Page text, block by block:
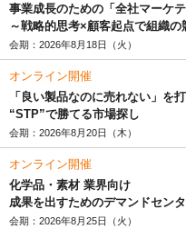
事業成長のための「全社マーケ
～戦略的思考×顧客起点で組織の
会期：2026年8月18日（火）
オンライン開催
「良い製品なのに売れない」を
“STP”で勝てる市場探し
会期：2026年8月20日（木）
オンライン開催
化学品・素材 業界向け
成果を出すためのデマンドセン
会期：2026年8月25日（火）